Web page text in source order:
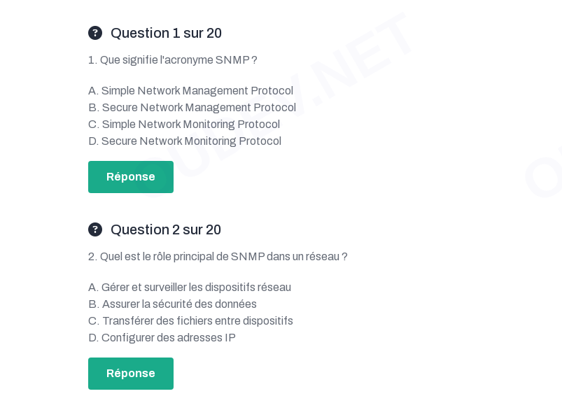
Question 1 sur 20
1. Que signifie l'acronyme SNMP ?
A. Simple Network Management Protocol
B. Secure Network Management Protocol
C. Simple Network Monitoring Protocol
D. Secure Network Monitoring Protocol
Réponse
Question 2 sur 20
2. Quel est le rôle principal de SNMP dans un réseau ?
A. Gérer et surveiller les dispositifs réseau
B. Assurer la sécurité des données
C. Transférer des fichiers entre dispositifs
D. Configurer des adresses IP
Réponse
OUDEV.NET